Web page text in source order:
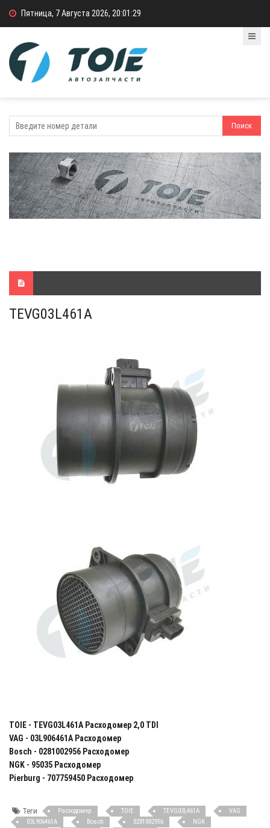
Пятница, 7 Августа 2026, 20:01:29
TEVG03L461A
TOIE - TEVG03L461A Расходомер 2,0 TDI
VAG - 03L906461A Расходомер
Bosch - 0281002956 Расходомер
NGK - 95035 Расходомер
Pierburg - 707759450 Расходомер
Теги Расходомер TOIE TEVG03L461A
VAG
03L906461A
Bosch 0281002956
NGK